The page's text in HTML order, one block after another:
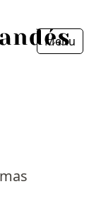
Menu
Fermer